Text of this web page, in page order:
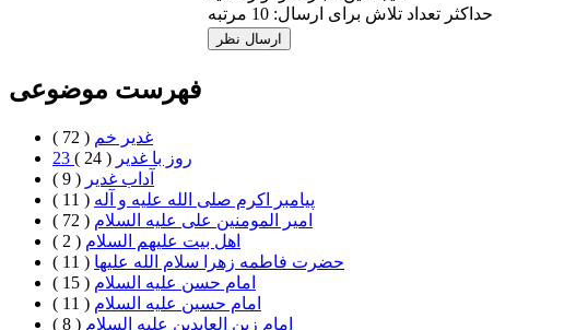
حداکثر تعداد تلاش برای ارسال: 10 مرتبه
فهرست موضوعی
غدیر خم ( 72 )
23 روز با غدير ( 24 )
آداب غدیر ( 9 )
پیامبر اکرم صلی الله علیه و آله ( 11 )
امیر المومنین علی علیه السلام ( 72 )
اهل بيت علیهم السلام ( 2 )
حضرت فاطمه زهرا سلام الله علیها ( 11 )
امام حسن علیه السلام ( 15 )
امام حسین علیه السلام ( 11 )
امام زین العابدین علیه السلام ( 8 )